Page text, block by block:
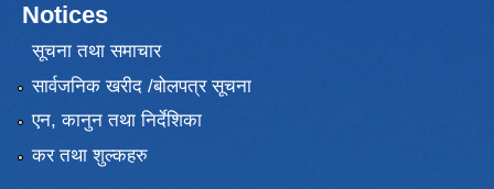
Notices
सूचना तथा समाचार
सार्वजनिक खरीद /बोलपत्र सूचना
एन, कानुन तथा निर्देशिका
कर तथा शुल्कहरु